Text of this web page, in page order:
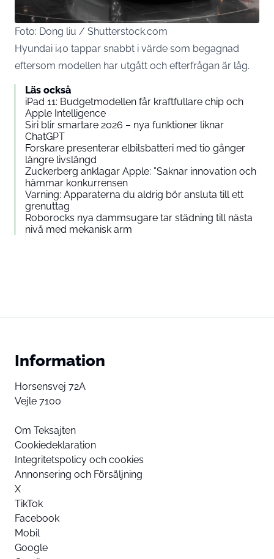
Foto: Dong liu / Shutterstock.com
Hyundai i40 tappar snabbt i värde som begagnad
eftersom modellen har utgått och efterfrågan är låg.
Läs också
iPad 11: Budgetmodellen får kraftfullare chip och
Apple Intelligence
Siri blir smartare 2026 – nya funktioner liknar
ChatGPT
Forskare presenterar elbilsbatteri med tio gånger
längre livslängd
Zuckerberg anklagar Apple: ”Saknar innovation och
hämmar konkurrensen
Varning: Apparaterna du aldrig bör ansluta till ett
grenuttag
Roborocks nya dammsugare tar städning till nästa
nivå med mekanisk arm
Information
Horsensvej 72A
Vejle 7100
Om Teksajten
Cookiedeklaration
Integritetspolicy och cookies
Annonsering och Försäljning
X
TikTok
Facebook
Mobil
Google